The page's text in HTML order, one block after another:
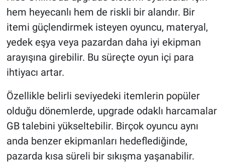
hem heyecanlı hem de riskli bir alandır. Bir
itemi güçlendirmek isteyen oyuncu, materyal,
yedek eşya veya pazardan daha iyi ekipman
arayışına girebilir. Bu süreçte oyun içi para
ihtiyacı artar.
Özellikle belirli seviyedeki itemlerin popüler
olduğu dönemlerde, upgrade odaklı harcamalar
GB talebini yükseltebilir. Birçok oyuncu aynı
anda benzer ekipmanları hedeflediğinde,
pazarda kısa süreli bir sıkışma yaşanabilir.